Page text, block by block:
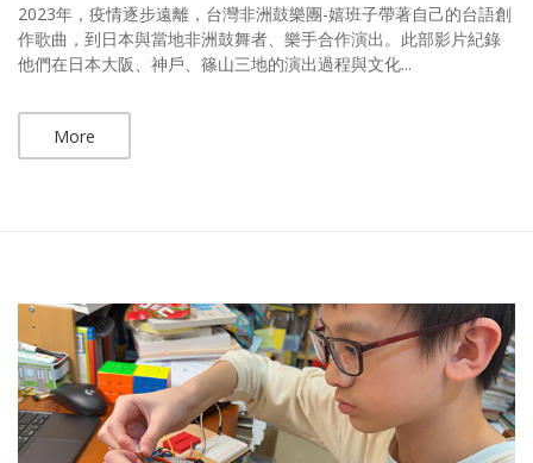
2023年，疫情逐步遠離，台灣非洲鼓樂團-嬉班子帶著自己的台語創
作歌曲，到日本與當地非洲鼓舞者、樂手合作演出。此部影片紀錄
他們在日本大阪、神戶、篠山三地的演出過程與文化...
More